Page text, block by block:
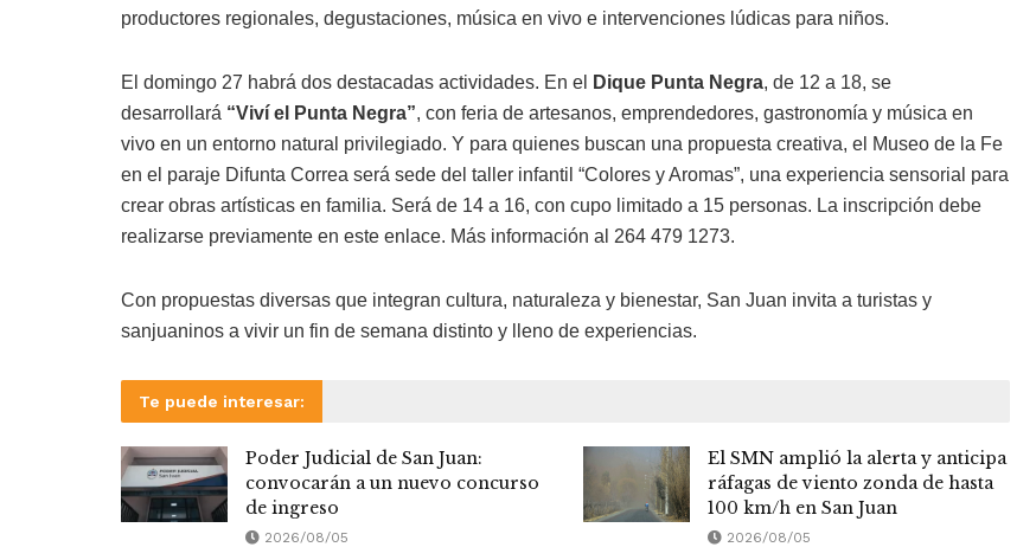
productores regionales, degustaciones, música en vivo e intervenciones lúdicas para niños.
El domingo 27 habrá dos destacadas actividades. En el Dique Punta Negra, de 12 a 18, se
desarrollará “Viví el Punta Negra”, con feria de artesanos, emprendedores, gastronomía y música en
vivo en un entorno natural privilegiado. Y para quienes buscan una propuesta creativa, el Museo de la Fe
en el paraje Difunta Correa será sede del taller infantil “Colores y Aromas”, una experiencia sensorial para
crear obras artísticas en familia. Será de 14 a 16, con cupo limitado a 15 personas. La inscripción debe
realizarse previamente en este enlace. Más información al 264 479 1273.
Con propuestas diversas que integran cultura, naturaleza y bienestar, San Juan invita a turistas y
sanjuaninos a vivir un fin de semana distinto y lleno de experiencias.
Te puede interesar:
Poder Judicial de San Juan:
convocarán a un nuevo concurso
de ingreso
2026/08/05
El SMN amplió la alerta y anticipa
ráfagas de viento zonda de hasta
100 km/h en San Juan
2026/08/05